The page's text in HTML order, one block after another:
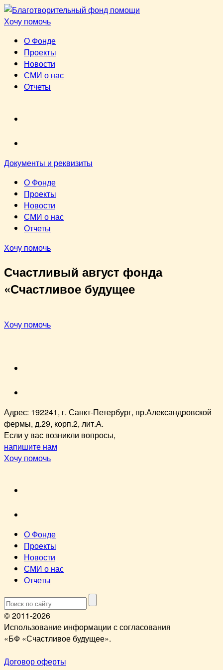
Перейти
к
Хочу помочь
О Фонде
Проекты
Новости
СМИ о нас
Отчеты
Документы и реквизиты
О Фонде
Проекты
Новости
СМИ о нас
Отчеты
Хочу помочь
Счастливый август фонда
«Счастливое будущее
Хочу помочь
Адрес: 192241, г. Санкт-Петербург, пр.Александровской
фермы, д.29, корп.2, лит.А.
Если у вас возникли вопросы,
напишите нам
Хочу помочь
О Фонде
Проекты
Новости
СМИ о нас
Отчеты
© 2011-2026
Использование информации с согласования
«БФ «Счастливое будущее».
Договор оферты